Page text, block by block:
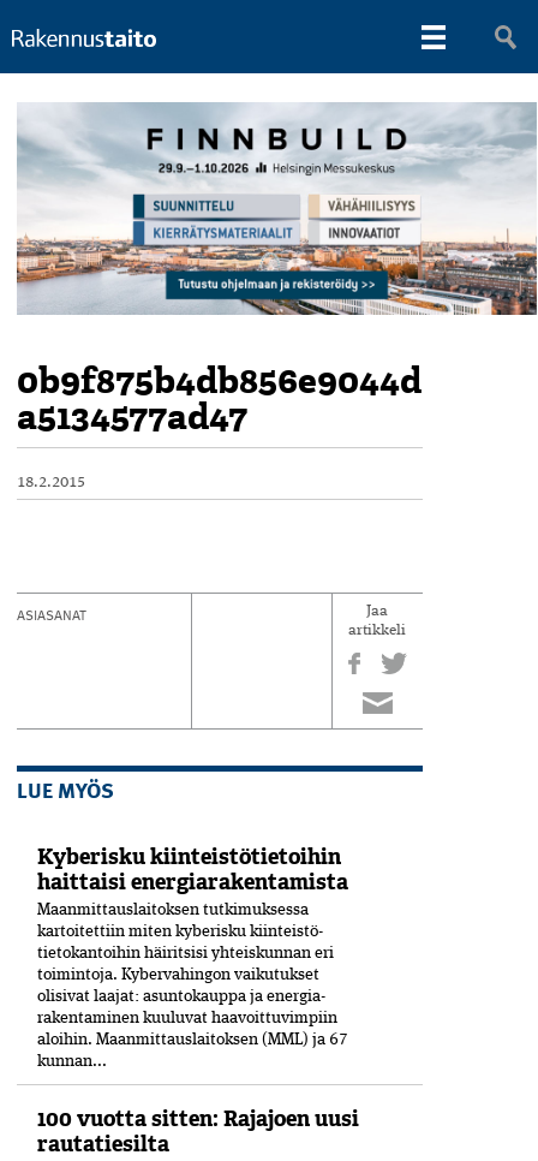
0b9f875b4db856e9044d
a5134577ad47
18.2.2015
ASIASANAT
Jaa
artikkeli
LUE MYÖS
Kyberisku kiinteistötietoihin
haittaisi energiarakentamista
Maanmittauslaitoksen tutkimuksessa
kartoitettiin miten kyberisku kiinteistö­
tietokantoihin häiritsisi yhteiskunnan eri
toimintoja. Kyber­vahingon vaikutukset
olisivat laajat: asuntokauppa ja energia­
rakentaminen kuuluvat haavoittuvimpiin
aloihin. Maanmittauslaitoksen (MML) ja 67
kunnan...
100 vuotta sitten: Rajajoen uusi
rautatiesilta